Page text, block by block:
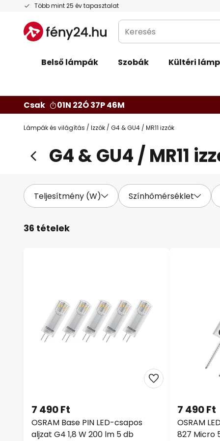
Több mint 25 év tapasztalat
Ugrás
tartalomhoz
Keresés
Belső lámpák Szobák Kültéri
Csak 01N 22Ó 37P 45M
Lámpák és világítás Izzók G4 & GU4 / MR11 izzók
G4 & GU4 / MR11
Teljesítmény (W) Színhőmérséklet
36 tételek
OSRAM Base PIN LED-csapos
aljzat G4 1,8 W 200 lm 5 db
7 490 Ft
OSRAM
827 Micro
7 490 Ft